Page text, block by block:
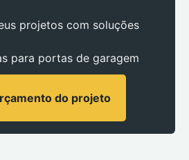
projetos com soluções
para portas de garagem
do projeto